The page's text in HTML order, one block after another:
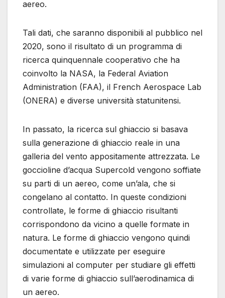
aereo.
Tali dati, che saranno disponibili al pubblico nel
2020, sono il risultato di un programma di
ricerca quinquennale cooperativo che ha
coinvolto la NASA, la Federal Aviation
Administration (FAA), il French Aerospace Lab
(ONERA) e diverse università statunitensi.
In passato, la ricerca sul ghiaccio si basava
sulla generazione di ghiaccio reale in una
galleria del vento appositamente attrezzata. Le
goccioline d’acqua Supercold vengono soffiate
su parti di un aereo, come un’ala, che si
congelano al contatto. In queste condizioni
controllate, le forme di ghiaccio risultanti
corrispondono da vicino a quelle formate in
natura. Le forme di ghiaccio vengono quindi
documentate e utilizzate per eseguire
simulazioni al computer per studiare gli effetti
di varie forme di ghiaccio sull’aerodinamica di
un aereo.